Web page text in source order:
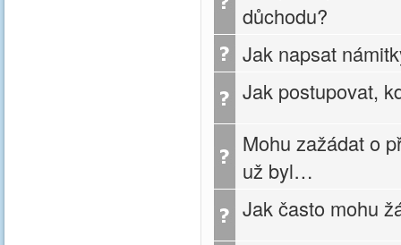
důchodu?
Jak napsat
Jak postupovat,
Mohu zažádat o
už byl…
Jak často mohu